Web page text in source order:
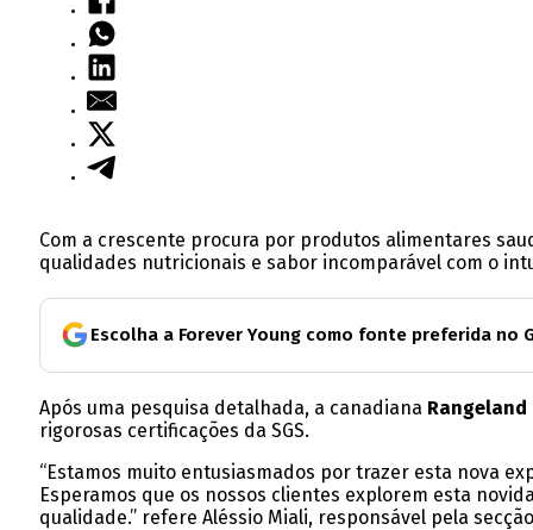
Com a crescente procura por produtos alimentares
qualidades nutricionais e sabor incomparável com o
Escolha a Forever Young como fonte preferida no
Após uma pesquisa detalhada, a canadiana Rangeland
rigorosas certificações da SGS.
“Estamos muito entusiasmados por trazer esta nova
Esperamos que os nossos clientes explorem esta
qualidade.” refere Aléssio Miali, responsável pela